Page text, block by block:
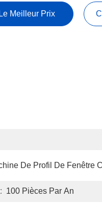
Meilleur Prix
De Profil De Fenêtre
100 Pièces Par An